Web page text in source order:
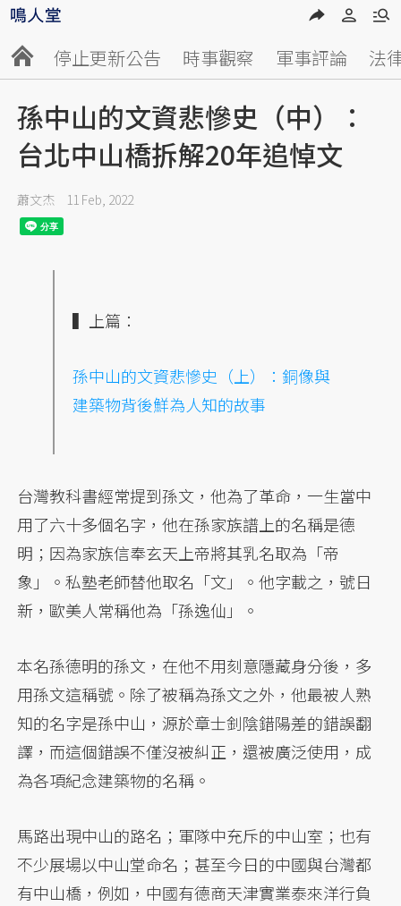
停止更新公告 時事觀察 軍事評論 法
孫中山的文資悲慘史（中）：
台北中山橋拆解20年追悼文
蕭文杰 11 Feb, 2022
▍上篇：
孫中山的文資悲慘史（上）：銅像與
建築物背後鮮為人知的故事
台灣教科書經常提到孫文，他為了革命，一生當中
用了六十多個名字，他在孫家族譜上的名稱是德
明；因為家族信奉玄天上帝將其乳名取為「帝
象」。私塾老師替他取名「文」。他字載之，號日
新，歐美人常稱他為「孫逸仙」。
本名孫德明的孫文，在他不用刻意隱藏身分後，多
用孫文這稱號。除了被稱為孫文之外，他最被人熟
知的名字是孫中山，源於章士釗陰錯陽差的錯誤翻
譯，而這個錯誤不僅沒被糾正，還被廣泛使用，成
為各項紀念建築物的名稱。
馬路出現中山的路名；軍隊中充斥的中山室；也有
不少展場以中山堂命名；甚至今日的中國與台灣都
有中山橋，例如，中國有德商天津實業泰來洋行負